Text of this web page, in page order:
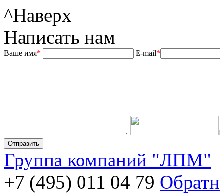
^Наверх
Написать нам
Ваше имя* E-mail*
Группа компаний "ЛПМ"
+7 (495) 011 04 79